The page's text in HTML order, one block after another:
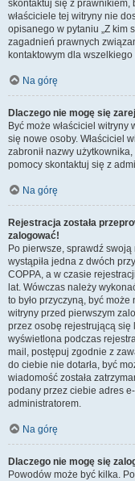
skontaktuj się z prawnikiem,
właściciele tej witryny nie
opisanego w pytaniu „Z kim
zagadnień prawnych
kontaktowym dla
Na górę
Dlaczego nie mogę się
Być może właściciel witryny
się nowe osoby. Właściciel
zabronił nazwy
pomocy skontaktuj się z
Na górę
Rejestracja została
zalogować!
Po pierwsze, sprawdź
wystąpiła jedna z dwóch
COPPA, a w czasie
lat. Wówczas należy
to było przyczyną, być
witryny przed pierwszym
przez osobę rejestrującą się
wyświetlona podczas
mail, postępuj zgodnie z
do ciebie nie dotarła, być
wiadomość została
podany przez ciebie adres
administratorem.
Na górę
Dlaczego nie mogę się
Powodów może być kilka.